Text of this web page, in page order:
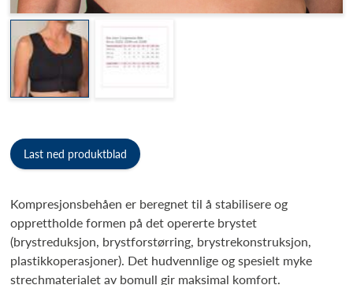
Kompresjonsbehåen er beregnet til å stabilisere og
opprettholde formen på det opererte brystet
(brystreduksjon, brystforstørring, brystrekonstruksjon,
plastikkoperasjoner). Det hudvennlige og spesielt myke
strechmaterialet av bomull gir maksimal komfort.
Last ned produktblad